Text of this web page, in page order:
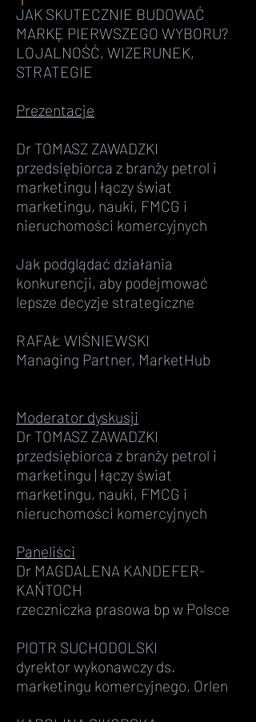
JAK SKUTECZNIE BUDOWAĆ
MARKĘ PIERWSZEGO WYBORU?
LOJALNOŚĆ, WIZERUNEK,
STRATEGIE
Prezentacje
Dr TOMASZ ZAWADZKI
przedsiębiorca z branży petrol i
marketingu | łączy świat
marketingu, nauki, FMCG i
nieruchomości komercyjnych
Jak podglądać działania
konkurencji, aby podejmować
lepsze decyzje strategiczne
RAFAŁ WIŚNIEWSKI
Managing Partner, MarketHub
Moderator dyskusji
Dr TOMASZ ZAWADZKI
przedsiębiorca z branży petrol i
marketingu | łączy świat
marketingu, nauki, FMCG i
nieruchomości komercyjnych
Paneliści
Dr MAGDALENA KANDEFER-
KAŃTOCH
rzeczniczka prasowa bp w Polsce
​PIOTR SUCHODOLSKI
dyrektor wykonawczy ds.
marketingu komercyjnego, Orlen